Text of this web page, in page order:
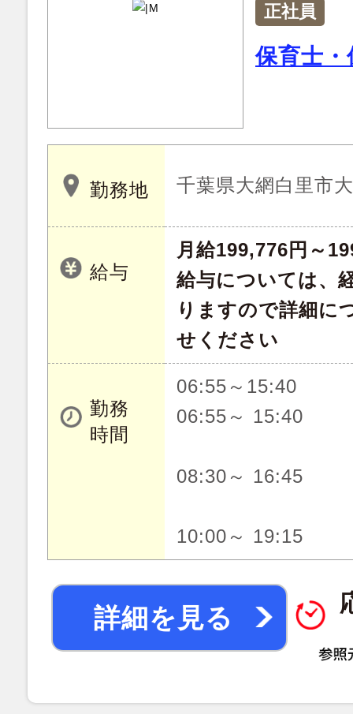
正社員
保育士
勤務地 千葉県大網白里市
給与
月給199,776円～
給与については、
りますので詳細に
せください
勤務
時間
06:55～15:40
06:55～ 15:40
08:30～ 16:45
10:00～ 19:15
詳細を見る